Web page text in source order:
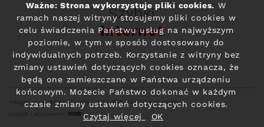
Szybki
Internet
Polityka prywatności© 2004 - 2026 RFC Internet i Telewizja
projekt i wykonanie:
Ważne: Strona wykorzystuje pliki cookies. W
ramach naszej witryny stosujemy pliki cookies w
celu świadczenia Państwu usług na najwyższym
poziomie, w tym w sposób dostosowany do
indywidualnych potrzeb. Korzystanie z witryny bez
zmiany ustawień dotyczących cookies oznacza, że
będą one zamieszczane w Państwa urządzeniu
końcowym. Możecie Państwo dokonać w każdym
czasie zmiany ustawień dotyczących cookies.
Czytaj więcej
OK